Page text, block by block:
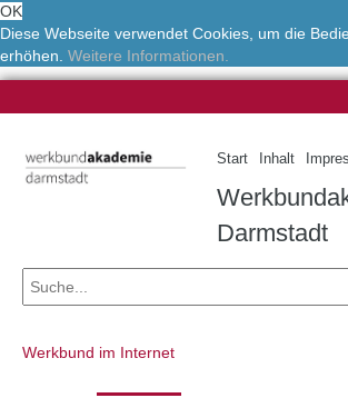
OK
Diese Webseite verwendet Cookies, um die
erhöhen. Weitere Informationen.
Start Inhalt
Darmstadt
Werkbund im Internet